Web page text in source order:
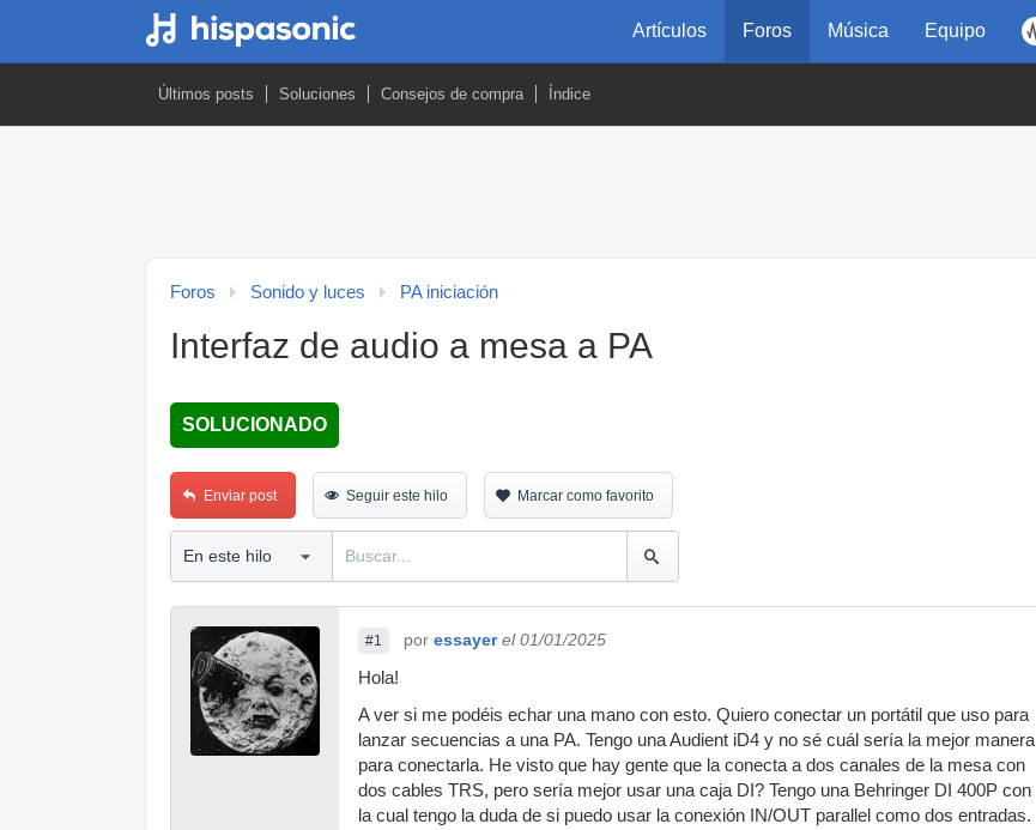
Artículos Foros Música Equipo
Últimos posts Soluciones Consejos de compra Índice
Foros Sonido y luces PA iniciación
Interfaz de audio a mesa a PA
SOLUCIONADO
Enviar post Seguir este hilo Marcar como favorito
#1 por essayer el 01/01/2025
Hola!
A ver si me podéis echar una mano con esto. Quiero conectar un portátil que uso para
lanzar secuencias a una PA. Tengo una Audient iD4 y no sé cuál sería la mejor manera
para conectarla. He visto que hay gente que la conecta a dos canales de la mesa con
dos cables TRS, pero sería mejor usar una caja DI? Tengo una Behringer DI 400P con
la cual tengo la duda de si puedo usar la conexión IN/OUT parallel como dos entradas.